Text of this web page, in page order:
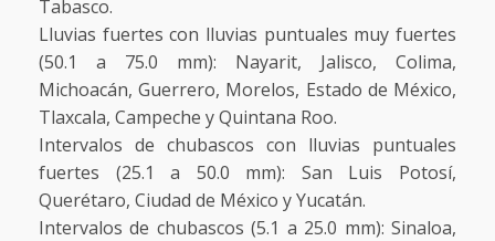
Tabasco.
Lluvias fuertes con lluvias puntuales muy fuertes
(50.1 a 75.0 mm): Nayarit, Jalisco, Colima,
Michoacán, Guerrero, Morelos, Estado de México,
Tlaxcala, Campeche y Quintana Roo.
Intervalos de chubascos con lluvias puntuales
fuertes (25.1 a 50.0 mm): San Luis Potosí,
Querétaro, Ciudad de México y Yucatán.
Intervalos de chubascos (5.1 a 25.0 mm): Sinaloa,